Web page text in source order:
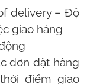
delivery – Độ
giao hàng
đơn đặt hàng
điểm giao